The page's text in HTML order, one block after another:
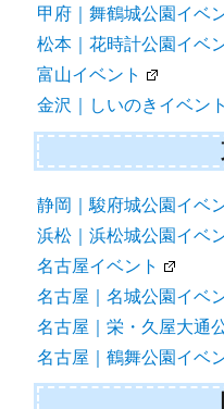
甲府｜舞鶴城公園イベ
松本｜花時計公園イベ
富山イベント
金沢｜しいのきイベント
静岡｜駿府城公園イベ
浜松｜浜松城公園イベ
名古屋イベント
名古屋｜名城公園イベ
名古屋｜栄・久屋大通
名古屋｜鶴舞公園イベ